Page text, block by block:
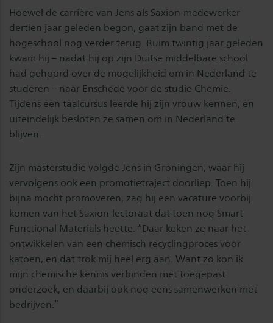
Hoewel de carrière van Jens als Saxion-medewerker
dertien jaar geleden begon, gaat zijn band met de
hogeschool nog verder terug. Ruim twintig jaar geleden
kwam hij – nadat hij op zijn Duitse middelbare school
had gehoord over de mogelijkheid om in Nederland te
studeren – naar Enschede voor de studie Chemie.
Tijdens een taalcursus leerde hij zijn vrouw kennen, en
uiteindelijk besloten ze samen om in Nederland te
blijven.
Zijn masterstudie volgde Jens in Groningen, waar hij
vervolgens ook een promotietraject doorliep. Toen hij
bijna mocht promoveren, zag hij een vacature voorbij
komen van het Saxion-lectoraat dat toen nog Smart
Functional Materials heette. “Daar keken ze naar het
ontwikkelen van een chemisch recyclingproces voor
katoen, en dat trok mij heel erg aan. Want zo kon ik
mijn chemische kennis verbinden met toegepast
onderzoek, en daarbij ook nog eens samenwerken met
bedrijven.”